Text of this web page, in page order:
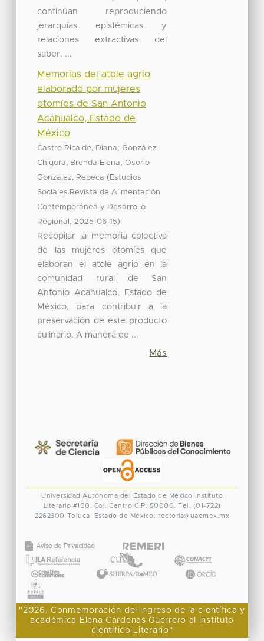
continúan reproduciendo
jerarquías epistémicas y
relaciones extractivas del
saber. ...
Memorias del atole agrio
elaborado por mujeres
otomíes de San Antonio
Acahualco, Estado de
México
Castro Ricalde, Diana;González
Chigora, Brenda Elena;Osorio
Gonzalez, Rebeca ( Estudios
Sociales.Revista de Alimentación
Contemporánea y Desarrollo
Regional , 2025-06-15)
Recopilar la memoria colectiva
de las mujeres otomíes que
elaboran el atole agrio en la
comunidad rural de San
Antonio Acahualco, Estado de
México, para contribuir a la
preservación de este producto
culinario. A manera de ...
Más
Universidad Autónoma del Estado de México
Instituto
Literario #100. Col. Centro C.P. 50000. Tel. (01-722)
2262300 Toluca, Estado de México. rectoria@uaemex.mx
"2026, Conmemoración del ingreso de la científica y
académica Elena Cárdenas Guerrero al Instituto
científico Literario"